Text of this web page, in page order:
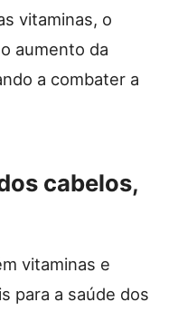
vitaminas, o
aumento da
a combater a
cabelos,
vitaminas e
para a saúde dos